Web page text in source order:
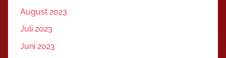
August 2023
Juli 2023
Juni 2023